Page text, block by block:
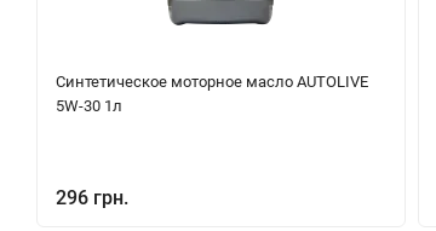
Синтетическое моторное масло AUTOLIVE
5W-30 1л
296 грн.